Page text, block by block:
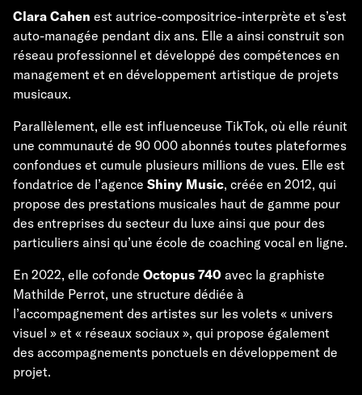
Clara Cahen est autrice-compositrice-interprète et s’est
auto-managée pendant dix ans. Elle a ainsi construit son
réseau professionnel et développé des compétences en
management et en développement artistique de projets
musicaux.
Parallèlement, elle est influenceuse TikTok, où elle réunit
une communauté de 90 000 abonnés toutes plateformes
confondues et cumule plusieurs millions de vues. Elle est
fondatrice de l’agence Shiny Music, créée en 2012, qui
propose des prestations musicales haut de gamme pour
des entreprises du secteur du luxe ainsi que pour des
particuliers ainsi qu’une école de coaching vocal en ligne.
En 2022, elle cofonde Octopus 740 avec la graphiste
Mathilde Perrot, une structure dédiée à
l’accompagnement des artistes sur les volets « univers
visuel » et « réseaux sociaux », qui propose également
des accompagnements ponctuels en développement de
projet.